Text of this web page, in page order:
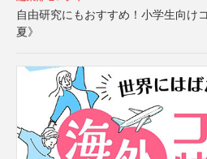
自由研究にもおすすめ！小学生向け
夏》